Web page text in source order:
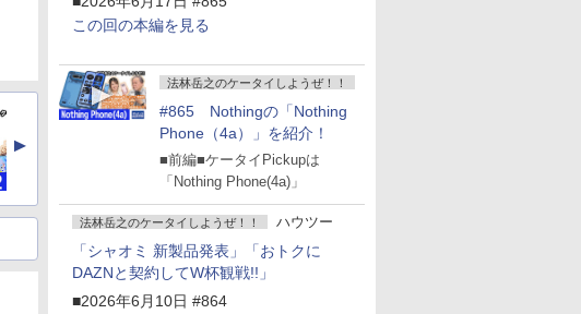
にオープン』『KDDI ローソン「ハッピ
ーローソンタウン池田伏尾台店」オープ
この回の本編を見る
法林岳之のケータイしようぜ！！
#865 Nothingの「Nothing
Phone（4a）」を紹介！
■前編■ケータイPickupは
「Nothing Phone(4a)」
法林岳之のケータイしようぜ！！ ハウツー
「シャオミ 新製品発表」「おトクに
DAZNと契約してW杯観戦!!」
■2026年6月10日 #864
▲